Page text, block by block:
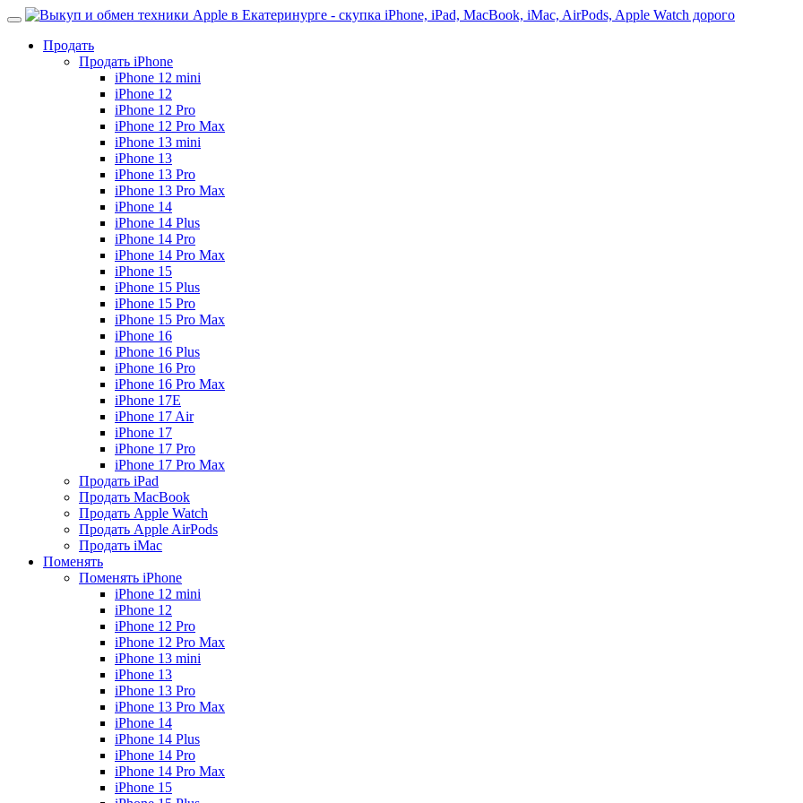
Продать
Продать iPhone
iPhone 12 mini
iPhone 12
iPhone 12 Pro
iPhone 12 Pro Max
iPhone 13 mini
iPhone 13
iPhone 13 Pro
iPhone 13 Pro Max
iPhone 14
iPhone 14 Plus
iPhone 14 Pro
iPhone 14 Pro Max
iPhone 15
iPhone 15 Plus
iPhone 15 Pro
iPhone 15 Pro Max
iPhone 16
iPhone 16 Plus
iPhone 16 Pro
iPhone 16 Pro Max
iPhone 17E
iPhone 17 Air
iPhone 17
iPhone 17 Pro
iPhone 17 Pro Max
Продать iPad
Продать MacBook
Продать Apple Watch
Продать Apple AirPods
Продать iMac
Поменять
Поменять iPhone
iPhone 12 mini
iPhone 12
iPhone 12 Pro
iPhone 12 Pro Max
iPhone 13 mini
iPhone 13
iPhone 13 Pro
iPhone 13 Pro Max
iPhone 14
iPhone 14 Plus
iPhone 14 Pro
iPhone 14 Pro Max
iPhone 15